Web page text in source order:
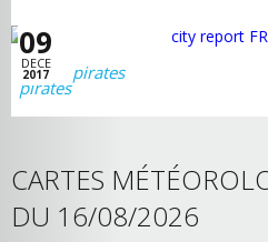
09
DECE
2017
pirates
CARTES
DU 16/08/2026